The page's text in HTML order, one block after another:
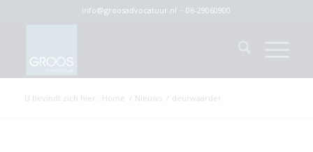
info@groosadvocatuur.nl –06-29060900
U bevindt zich hier: Home / Nieuws / deurwaarder